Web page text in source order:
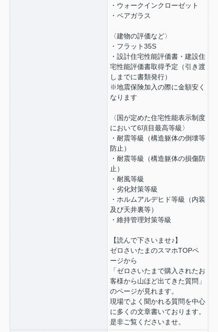
・ウォークインクローゼット
・ペアガラス
〈建物の評価など〉
・フラット35S
・設計住宅性能評価書・建設住
宅性能評価書取得予定（引き渡
しまでに書類発行）
※地震保険加入の際に金額安く
なります
〈国が定めた住宅性能表示制度
において6項目最高等級〉
・耐震等級（構造躯体の倒壊等
防止）
・耐震等級（構造躯体の損傷防
止）
・耐風等級
・劣化対策等級
・ホルムアルデヒド等級（内装
及び天井裏等）
・維持管理対策等級
【読んで下さいませ♪】
ゼロさいたまのスマホTOPペ
ージから
「ゼロさいたまで購入されたお
客様から山ほど出てきた質問」
のページが見れます。
現場でよく聞かれる質問を中心
に多くの文章書いております。
是非ご覧くださいませ。